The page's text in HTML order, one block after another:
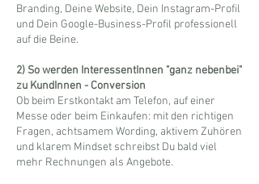
Branding, Deine Website, Dein Instagram-Profil
und Dein Google-Business-Profil professionell
auf die Beine.
2) So werden InteressentInnen "ganz nebenbei"
zu KundInnen - Conversion
Ob beim Erstkontakt am Telefon, auf einer
Messe oder beim Einkaufen: mit den richtigen
Fragen, achtsamem Wording, aktivem Zuhören
und klarem Mindset schreibst Du bald viel
mehr Rechnungen als Angebote.